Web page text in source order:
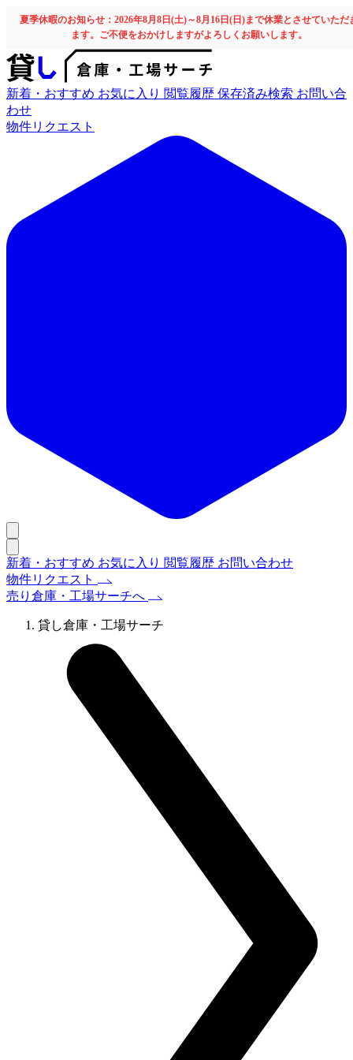
夏季休暇のお知らせ：2026年8月8日(土)～8月16日(日)まで休業とさせていただ
ます。ご不便をおかけしますがよろしくお願いします。
新着・おすすめ お気に入り 閲覧履歴 保存済み検索 お問い合
わせ
物件リクエスト
新着・おすすめ お気に入り 閲覧履歴 お問い合わせ
物件リクエスト
売り倉庫・工場サーチへ
貸し倉庫・工場サーチ